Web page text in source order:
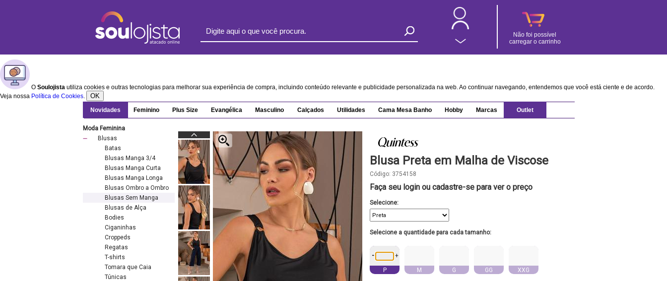
Não foi possível
carregar o carrinho
O Soulojista utiliza cookies e outras tecnologias para melhorar sua experiência de compra, incluindo conteúdo relevante e publicidade personalizada na web. Ao continuar navegando, entendemos que você está ciente e de acordo.
Veja nossa Política de Cookies. OK
Novidades Feminino Plus Size Evangélica Masculino Calçados Utilidades Cama Mesa Banho Hobby Marcas Outlet
Moda Feminina
Blusas
Batas
Blusas Manga 3/4
Blusas Manga Curta
Blusas Manga Longa
Blusas Ombro a Ombro
Blusas Sem Manga
Blusas de Alça
Bodies
Ciganinhas
Croppeds
Regatas
T-shirts
Tomara que Caia
Túnicas
Blusa Preta em Malha de Viscose
Código: 3754158
Faça seu login ou cadastre-se para ver o preço
Selecione:
Selecione a quantidade para cada tamanho:
- +
P M G GG XXG